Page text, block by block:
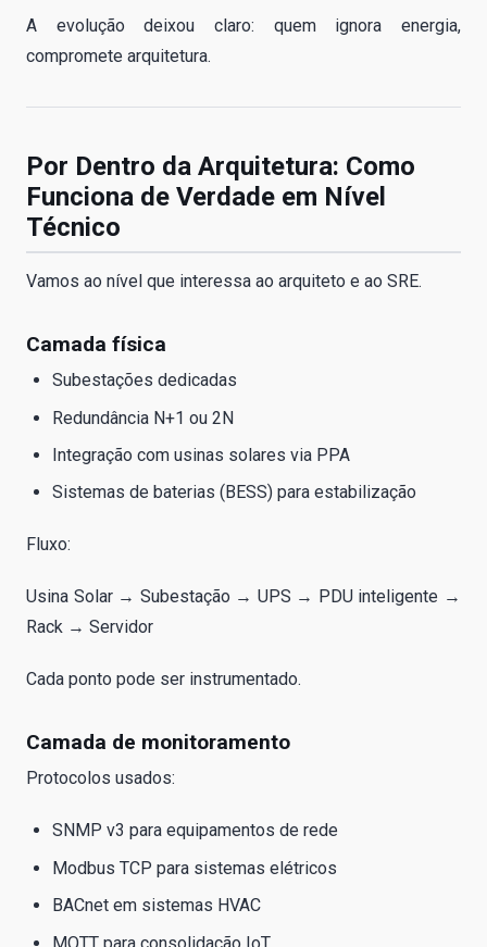
A evolução deixou claro: quem ignora energia,
compromete arquitetura.
Por Dentro da Arquitetura: Como
Funciona de Verdade em Nível
Técnico
Vamos ao nível que interessa ao arquiteto e ao SRE.
Camada física
Subestações dedicadas
Redundância N+1 ou 2N
Integração com usinas solares via PPA
Sistemas de baterias (BESS) para estabilização
Fluxo:
Usina Solar → Subestação → UPS → PDU inteligente →
Rack → Servidor
Cada ponto pode ser instrumentado.
Camada de monitoramento
Protocolos usados:
SNMP v3 para equipamentos de rede
Modbus TCP para sistemas elétricos
BACnet em sistemas HVAC
MQTT para consolidação IoT